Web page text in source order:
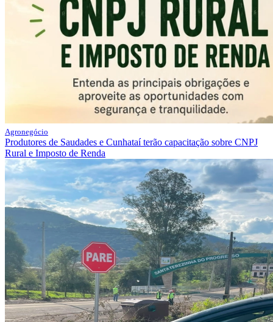
Agronegócio
Produtores de Saudades e Cunhataí terão capacitação sobre CNPJ
Rural e Imposto de Renda